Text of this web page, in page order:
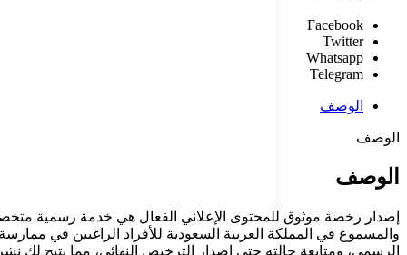
Facebook
Twitter
Whatsapp
Telegram
الوصف
الوصف
الوصف
إصدار رخصة موثوق للمحتوى الإعلاني الفعال هي خدمة رسمية
والمسموع في المملكة العربية السعودية للأفراد الراغبين في
الرسمي، ومتابعة حالته حتى إصدار الترخيص النهائي، مما يتيح لك